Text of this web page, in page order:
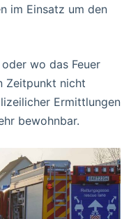
im Einsatz um den
wo das Feuer
Zeitpunkt nicht
Ermittlungen
bewohnbar.